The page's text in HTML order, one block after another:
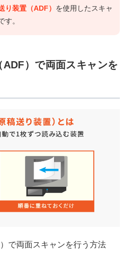
り装置（ADF） を使用したスキャ
す。
）で両面スキャンを
で両面スキャンを行う方法